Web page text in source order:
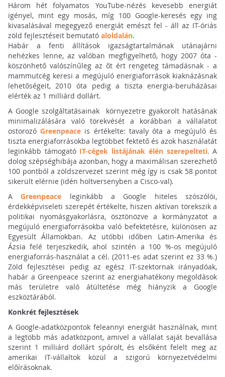
Három hét folyamatos YouTube-nézés kevesebb energiát
igényel, mint egy mosás, míg 100 Google-keresés egy ing
kivasalásával megegyező energiát emészt fel - áll az IT-óriás
zöld fejlesztéseit bemutató aloldalán.
Habár a fenti állítások igazságtartalmának utánajárni
nehézkes lenne, az valóban megfigyelhető, hogy 2007 óta -
köszönhető valószínűleg az őt ért rengeteg támadásnak - a
mammutcég keresi a megújuló energiaforrások kiaknázásnak
lehetőségeit, 2010 óta pedig a tiszta energia-beruházásai
elérték az 1 milliárd dollárt.
A Google szolgáltatásainak környezetre gyakorolt hatásának
minimalizálására való törekvését a korábban a vállalatot
ostorozóGreenpeace is értékelte: tavaly óta a megújuló és
tiszta energiaforrásokba legtöbbet fektető és azok használatát
leginkább támogató IT-cégek listájának élén szerepelteti. A
dolog szépséghibája azonban, hogy a maximálisan szerezhető
100 pontból a zöldszervezet szerint még így is csak 58 pontot
sikerült elérnie (idén holtversenyben a Cisco-val).
AGreenpeace leginkább a Google hiteles szószólói,
érdekképviseleti szerepét értékelte, hiszen aktívan törekszik a
politikai nyomásgyakorlásra, ösztönözve a kormányzatot a
megújuló energiaforrásokba való befektetésre, különösen az
Egyesült Államokban. Az utóbbi időben Latin-Amerika és
Ázsia felé terjeszkedik, ahol szintén a 100 %-os megújuló
energiaforrás-használat a cél. (2011-es adat szerint ez 33 %.)
Zöld fejlesztései pedig az egész IT-szektornak irányadóak,
habár a Greenpeace szerint az energiahatékony megoldások
más területre való átültetése még hiányzik a Google
eszköztárából.
Konkrét fejlesztések
A Google-adatközpontok feleannyi energiát használnak, mint
a legtöbb más adatközpont, amivel a vállalat saját bevallása
szerint 1 milliárd dollárt spórolt, és elsőként felelt meg az
amerikai IT-vállaltok közül a szigorú környezetvédelmi
előírásoknak.